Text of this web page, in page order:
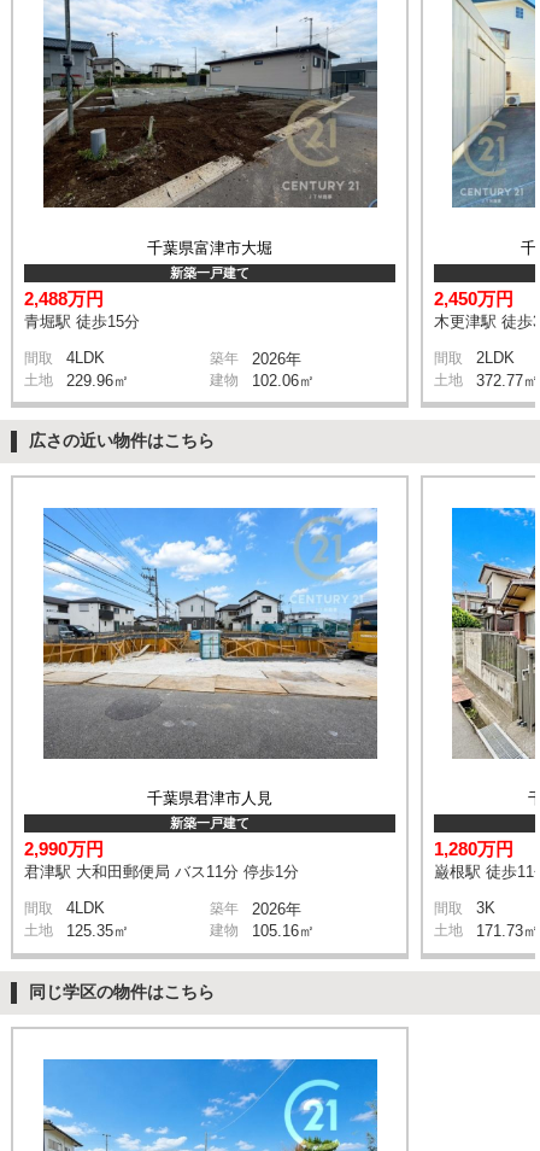
千葉県富津市大堀
新築一戸建て
2,488万円
青堀駅 徒歩15分
間取 4LDK 築年 2026年
土地 229.96㎡ 建物 102.06㎡
千
2,450万円
木更津駅 徒歩
間取 2LDK
土地 372.77㎡
広さの近い物件はこちら
千葉県君津市人見
新築一戸建て
2,990万円
君津駅 大和田郵便局 バス11分 停歩1分
間取 4LDK 築年 2026年
土地 125.35㎡ 建物 105.16㎡
1,280万円
巌根駅 徒歩11
間取 3K
土地 171.73㎡
同じ学区の物件はこちら